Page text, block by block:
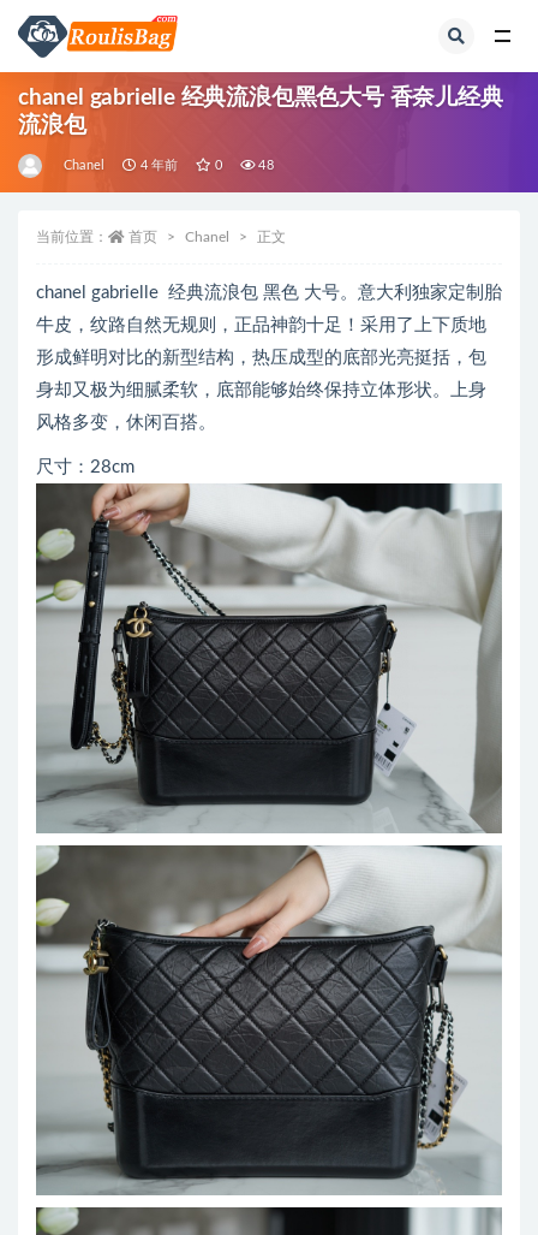
chanel gabrielle 经典流浪包黑色大号 香奈儿经典
流浪包
Chanel 4 年前 0 48
当前位置： 首页 Chanel 正文
chanel gabrielle 经典流浪包 黑色 大号。意大利独家定制胎
牛皮，纹路自然无规则，正品神韵十足！采用了上下质地
形成鲜明对比的新型结构，热压成型的底部光亮挺括，包
身却又极为细腻柔软，底部能够始终保持立体形状。上身
风格多变，休闲百搭。
尺寸：28cm